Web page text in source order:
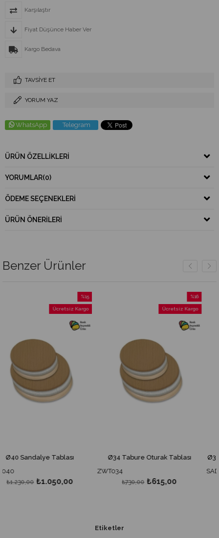
Karşılaştır
Fiyat Düşünce Haber Ver
Kargo Bedava
TAVSIYE ET
YORUM YAZ
WhatsApp Telegram
ÜRÜN ÖZELLIKLERI
YORUMLAR(0)
ÖDEME SEÇENEKLERI
ÜRÜN ÖNERILERI
Benzer Ürünler
Ø34 Tabure Oturak Tablası
₺615,00
Ø34 Werzalit
Etiketler